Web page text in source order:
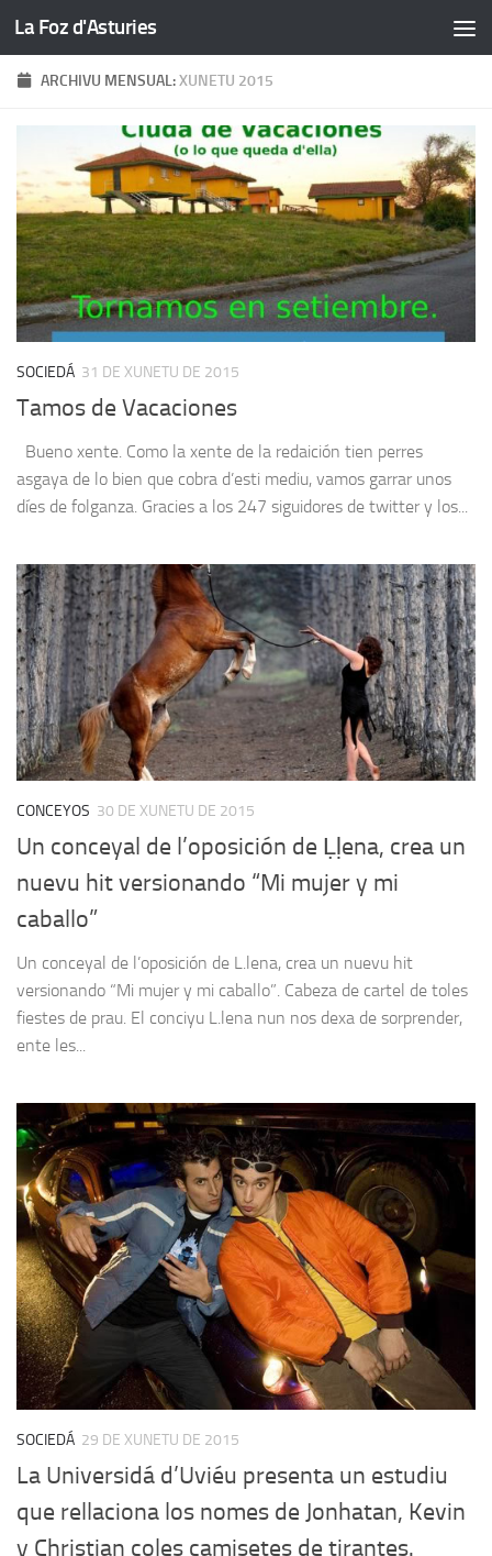
Skip to content
La Foz d'Asturies
ARCHIVU MENSUAL:XUNETU 2015
SOCIEDÁ 31 DE XUNETU DE 2015
Tamos de Vacaciones
Bueno xente. Como la xente de la redaición tien perres
asgaya de lo bien que cobra d’esti mediu, vamos garrar unos
díes de folganza. Gracies a los 247 siguidores de twitter y los...
CONCEYOS 30 DE XUNETU DE 2015
Un conceyal de l’oposición de Ḷḷena, crea un
nuevu hit versionando “Mi mujer y mi
caballo”
Un conceyal de l’oposición de L.lena, crea un nuevu hit
versionando “Mi mujer y mi caballo”. Cabeza de cartel de toles
fiestes de prau. El conciyu L.lena nun nos dexa de sorprender,
ente les...
SOCIEDÁ 29 DE XUNETU DE 2015
La Universidá d’Uviéu presenta un estudiu
que rellaciona los nomes de Jonhatan, Kevin
y Christian coles camisetes de tirantes.